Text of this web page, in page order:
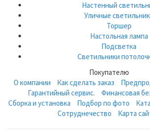
Настенный
Уличные
Торшер
Настольная лампа
Подсветка
Светильники
Покупателю
О компании
Как сделать заказ
Гарантийный сервис.
Финансовая
Сборка и установка
Подбор по фото
Сотруднечество
Карта